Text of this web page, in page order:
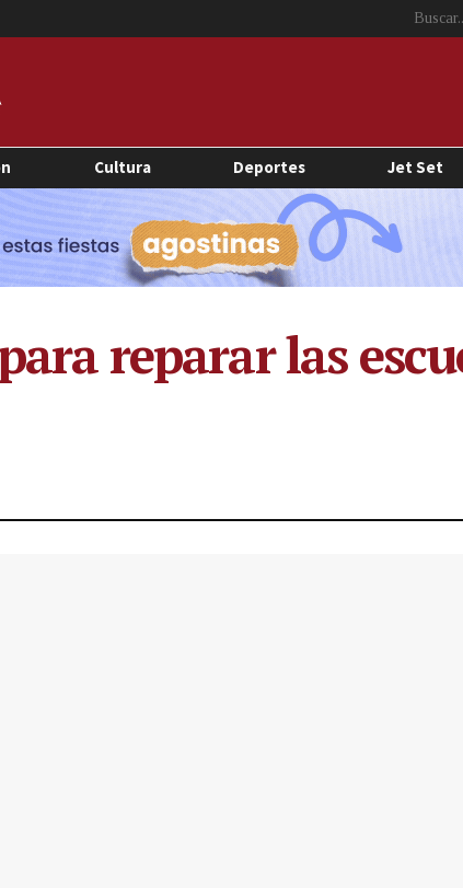
Cultura Deportes Jet Set
reparar las